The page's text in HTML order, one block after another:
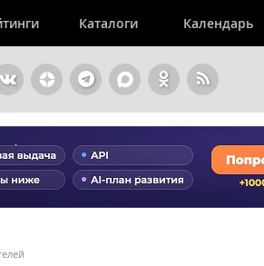
Каталоги Календарь